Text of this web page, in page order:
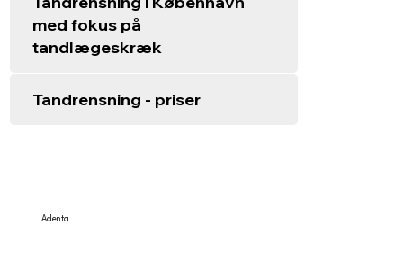
med fokus på
tandlægeskræk
Tandrensning - priser
Adenta